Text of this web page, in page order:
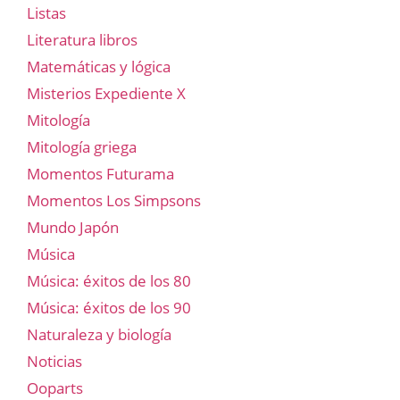
Listas
Literatura libros
Matemáticas y lógica
Misterios Expediente X
Mitología
Mitología griega
Momentos Futurama
Momentos Los Simpsons
Mundo Japón
Música
Música: éxitos de los 80
Música: éxitos de los 90
Naturaleza y biología
Noticias
Ooparts